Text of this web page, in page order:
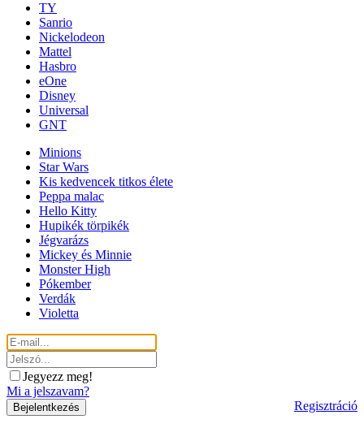
TY
Sanrio
Nickelodeon
Mattel
Hasbro
eOne
Disney
Universal
GNT
Minions
Star Wars
Kis kedvencek titkos élete
Peppa malac
Hello Kitty
Hupikék törpikék
Jégvarázs
Mickey és Minnie
Monster High
Pókember
Verdák
Violetta
Jegyezz meg!
Mi a jelszavam?
Regisztráció